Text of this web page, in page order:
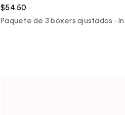
$54.50
Paquete de 3 bóxers ajustados -